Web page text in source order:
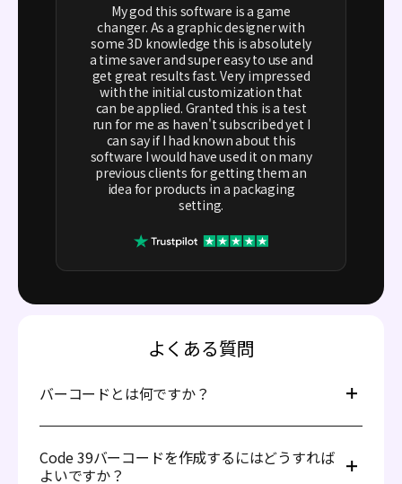
My god this software is a game
changer. As a graphic designer with
some 3D knowledge this is absolutely
a time saver and super easy to use and
get great results fast. Very impressed
with the initial customization that
can be applied. Granted this is a test
run for me as haven't subscribed yet I
can say if I had known about this
software I would have used it on many
previous clients for getting them an
idea for products in a packaging
setting.
よくある質問
バーコードとは何ですか？
黒い平行線として表示されます。異なるバーコードの違い
は、黒い線の幅とそれらの間のスペースにあります。バー
Code 39バーコードを作成するにはどうすれば
よいですか？